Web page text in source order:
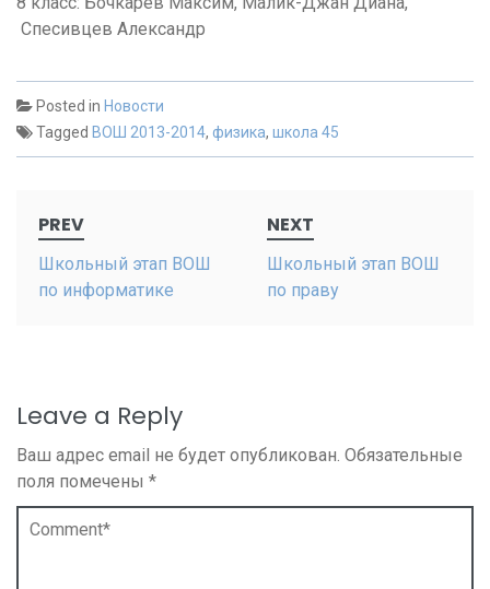
Спесивцев Александр
Posted in Новости
Tagged ВОШ 2013-2014, физика, школа 45
navigation
PREV
Школьный этап ВОШ
по информатике
NEXT
Школьный этап ВОШ
по праву
Leave a Reply
Ваш адрес email не будет опубликован. Обязательные
поля помечены *